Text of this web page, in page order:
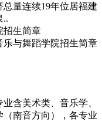
量连续19年位居福建
..
乐与舞蹈学院招生简章
含美术类、音乐学、
南音方向），各专业